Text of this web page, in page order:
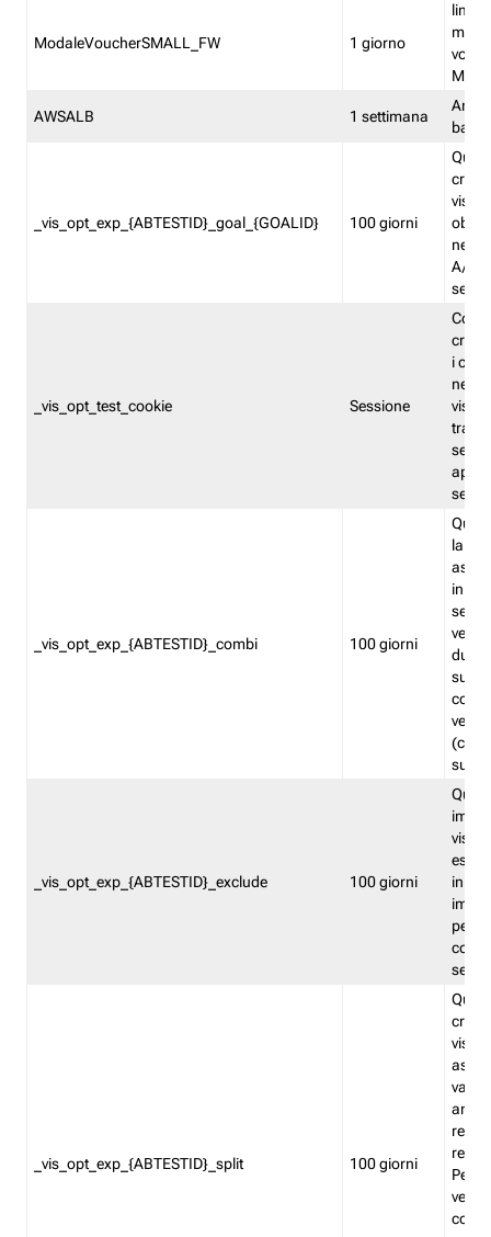
ModaleVoucherSMALL_FW 1 giorno
AWSALB 1 settimana
_vis_opt_exp_{ABTESTID}_goal_{GOALID} 100 giorni
nel
A/B.
_vis_opt_test_cookie Sessione
i
nel
_vis_opt_exp_{ABTESTID}_combi 100 giorni
la
in
_vis_opt_exp_{ABTESTID}_exclude 100 giorni
in
_vis_opt_exp_{ABTESTID}_split 100 giorni